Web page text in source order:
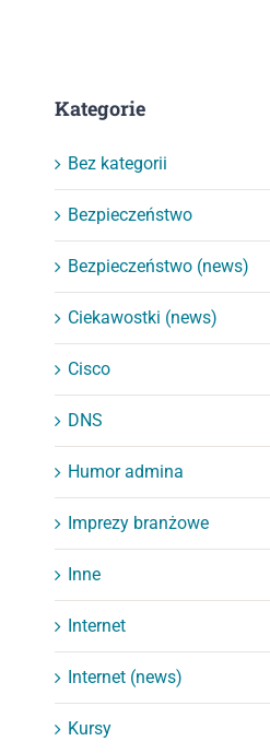
Kategorie
Bez kategorii
Bezpieczeństwo
Bezpieczeństwo (news)
Ciekawostki (news)
Cisco
DNS
Humor admina
Imprezy branżowe
Inne
Internet
Internet (news)
Kursy